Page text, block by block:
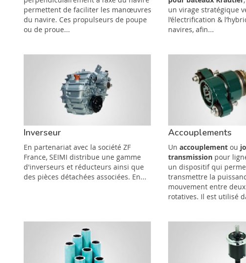
permettent de faciliter les manœuvres
du navire. Ces propulseurs de poupe
ou de proue...
un virage stratégique
l’électrification &
navires, afin...
Inverseur
En partenariat avec la société ZF
France, SEIMI distribue une gamme
d'inverseurs et réducteurs ainsi que
des pièces détachées associées. En...
Accouplements
Unaccouplementou
transmission pour
un dispositif qui
transmettre la
mouvement entre
rotatives. Il est utilisé